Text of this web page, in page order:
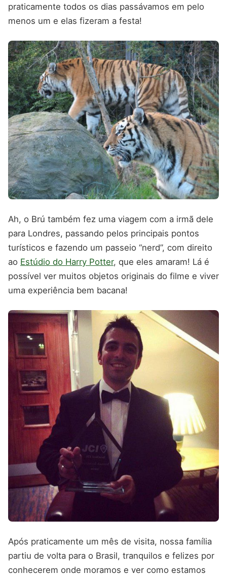
praticamente todos os dias passávamos em pelo
menos um e elas fizeram a festa!
Ah, o Brú também fez uma viagem com a irmã dele
para Londres, passando pelos principais pontos
turísticos e fazendo um passeio “nerd”, com direito
ao Estúdio do Harry Potter, que eles amaram! Lá é
possível ver muitos objetos originais do filme e viver
uma experiência bem bacana!
Após praticamente um mês de visita, nossa família
partiu de volta para o Brasil, tranquilos e felizes por
conhecerem onde moramos e ver como estamos